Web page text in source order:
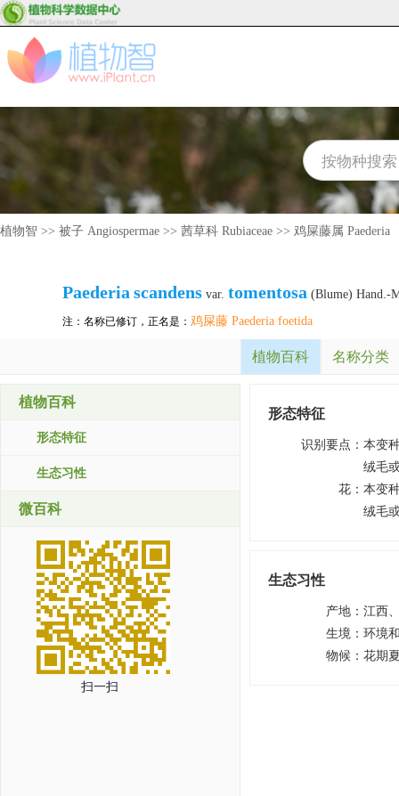
植物智 >> 被子 Angiospermae >> 茜草科 Rubiaceae >> 鸡屎藤属 Paederia
Paederia scandens var. tomentosa (Blume) Hand.-
注：名称已修订，正名是： 鸡屎藤 Paederia foetida
植物百科 名称分类
植物百科
形态特征
生态习性
微百科
扫一扫
形态特征
识别要点 ： 本变
绒毛
花 ： 本变
绒毛
生态习性
产地 ： 江西
生境 ： 环境
物候 ： 花期